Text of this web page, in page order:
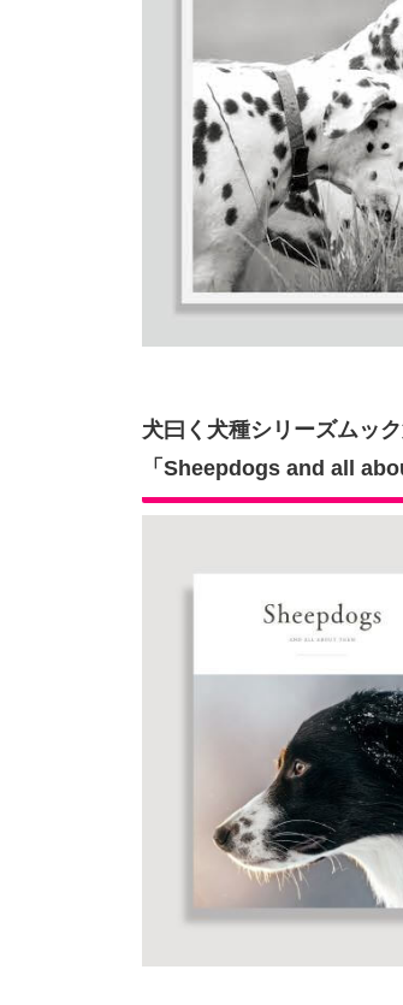
犬曰く犬種シリーズムッ
「Sheepdogs and all